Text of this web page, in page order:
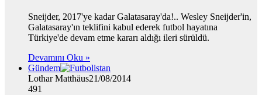
Sneijder, 2017'ye kadar Galatasaray'da!.. Wesley Sneijder'in,
Galatasaray'ın teklifini kabul ederek futbol hayatına
Türkiye'de devam etme kararı aldığı ileri sürüldü.
Devamını Oku »
Gündem
Lothar Matthäus21/08/2014
491